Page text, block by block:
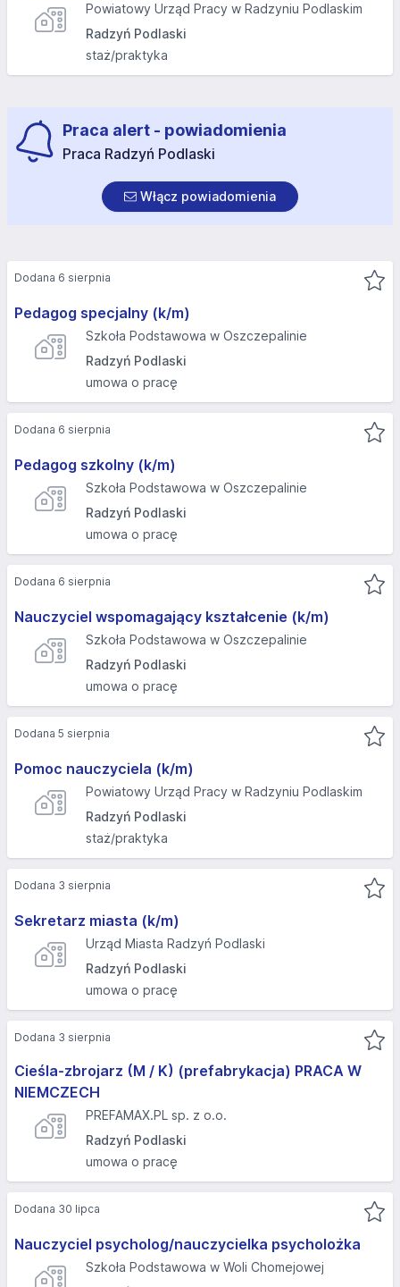
Powiatowy Urząd Pracy w Radzyniu Podlaskim
Radzyń Podlaski
staż/praktyka
Praca alert - powiadomienia
Praca Radzyń Podlaski
Włącz powiadomienia
Pedagog specjalny (k/m)
Szkoła Podstawowa w Oszczepalinie
Radzyń Podlaski
umowa o pracę
Dodana 6 sierpnia
Pedagog szkolny (k/m)
Szkoła Podstawowa w Oszczepalinie
Radzyń Podlaski
umowa o pracę
Dodana 6 sierpnia
Nauczyciel wspomagający kształcenie (k/m)
Szkoła Podstawowa w Oszczepalinie
Radzyń Podlaski
umowa o pracę
Dodana 6 sierpnia
Pomoc nauczyciela (k/m)
Powiatowy Urząd Pracy w Radzyniu Podlaskim
Radzyń Podlaski
staż/praktyka
Dodana 5 sierpnia
Sekretarz miasta (k/m)
Urząd Miasta Radzyń Podlaski
Radzyń Podlaski
umowa o pracę
Dodana 3 sierpnia
Cieśla-zbrojarz (M / K) (prefabrykacja) PRACA W
NIEMCZECH
PREFAMAX.PL sp. z o.o.
Radzyń Podlaski
umowa o pracę
Dodana 3 sierpnia
Nauczyciel psycholog/nauczycielka psycholożka
Szkoła Podstawowa w Woli Chomejowej
Dodana 30 lipca